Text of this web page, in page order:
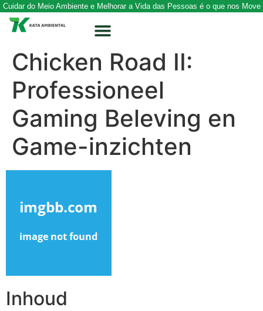
Cuidar do Meio Ambiente e Melhorar a Vida das Pessoas é o que nos Move
Chicken Road II:
Professioneel
Gaming Beleving en
Game-inzichten
Inhoud